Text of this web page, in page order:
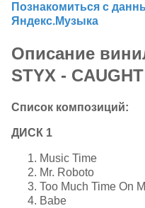
Познакомиться с
Яндекс.Музыка
Описание
STYX -
Список композиций:
ДИСК 1
Music Time
Mr. Roboto
Too Much Time On
Babe